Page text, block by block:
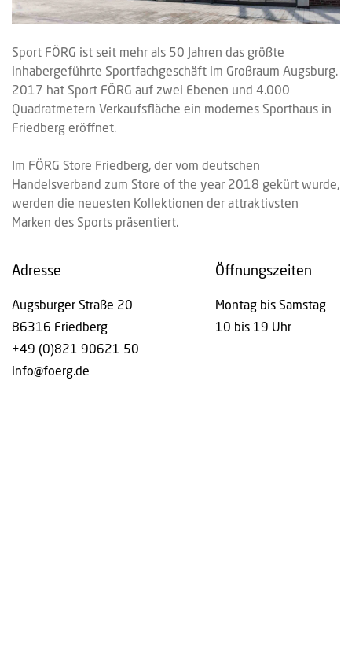
Sport FÖRG ist seit mehr als 50 Jahren das größte
inhabergeführte Sportfachgeschäft im Großraum Augsburg.
2017 hat Sport FÖRG auf zwei Ebenen und 4.000
Quadratmetern Verkaufsfläche ein modernes Sporthaus in
Friedberg eröffnet.
Im FÖRG Store Friedberg, der vom deutschen
Handelsverband zum Store of the year 2018 gekürt wurde,
werden die neuesten Kollektionen der attraktivsten
Marken des Sports präsentiert.
Adresse
Augsburger Straße 20
86316 Friedberg
+49 (0)821 90621 50
info@foerg.de
Öffnungszeiten
Montag bis Samstag
10 bis 19 Uhr